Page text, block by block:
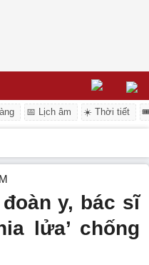
📅 Lịch âm ☀️ Thời tiết
y, bác sĩ
lửa’ chống